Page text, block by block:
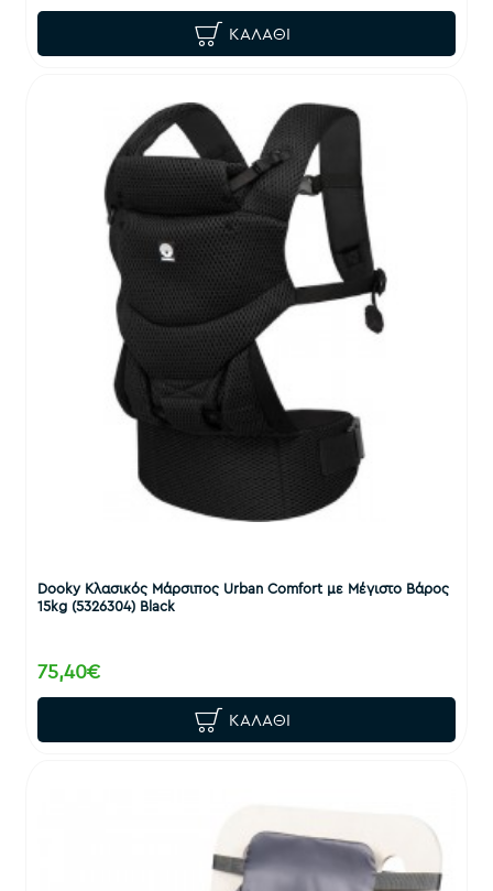
ΚΑΛΆΘΙ
Dooky Κλασικός Μάρσιπος Urban Comfort με Μέγιστο Βάρος
15kg (5326304) Black
75,40€
ΚΑΛΆΘΙ